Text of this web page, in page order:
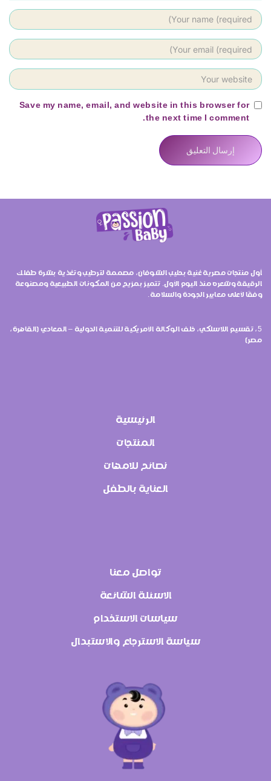
Save my name, email, and website in this browser for
the next time I comment.
أول منتجات مصرية غنية بحليب الشوفان، مصممة لترطيب وتغذية بشرة طفلك
الرقيقة وشعره منذ اليوم الأول. تتميز بمزيج من المكونات الطبيعية ومصنوعة
وفقًا لأعلى معايير الجودة والسلامة.
5، تقسيم اللاسلكي، خلف الوكالة الأمريكية للتنمية الدولية – المعادي (القاهرة،
مصر)
الرئيسية
المنتجات
نصائح للامهات
العناية بالطفل
تواصل معنا
الاسئلة الشائعة
سياسات الاستخدام
سياسة الاسترجاع والاستبدال